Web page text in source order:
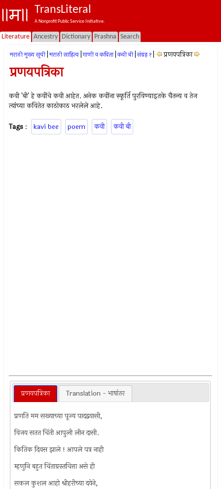
TransLiteral
A Nonprofit Public Service Initiative.
Literature Ancestry Dictionary Prashna Search
मराठी मुख्य सूची मराठी साहित्य गाणी व कविता कवी बी संग्रह १ प्रणयपत्रिका
प्रणयपत्रिका
कवी 'बी' हे कवींचे कवी आहेत. अनेक कवींना स्फूर्ति पुरविण्याइतके चैतन्य व तेज
त्यांच्या कवितेत काठोकाठ भरलेले आहे.
Tags : kavi bee poem कवी कवी बी
प्रणयपत्रिका Translation - भाषांतर
प्रणति मम सख्याच्या पूज्य पादद्वयासी,
विजय सतत चिंती आपुली लीन दासी.
कितिक दिवस झाले ! आपले पत्र नाही
म्हणुनि बहुत चिंताग्रस्तचित्ता असे ही
सकल कुशल आहो श्रीहरीच्या दयेने,